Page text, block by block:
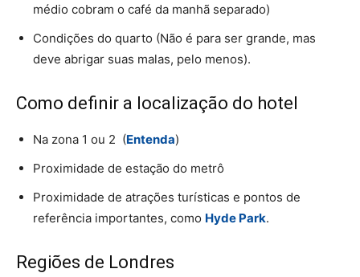
médio cobram o café da manhã separado)
Condições do quarto (Não é para ser grande, mas
deve abrigar suas malas, pelo menos).
Como definir a localização do hotel
Na zona 1 ou 2 (Entenda)
Proximidade de estação do metrô
Proximidade de atrações turísticas e pontos de
referência importantes, como Hyde Park.
Regiões de Londres